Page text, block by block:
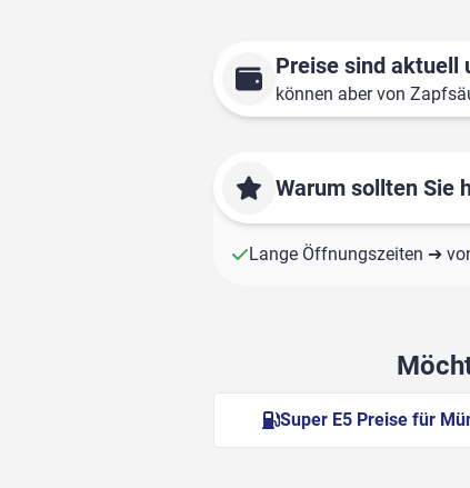
Preise sind aktuell
können aber von
Warum sollten Sie
Lange Öffnungszeiten ➔
Super E5 Preise für